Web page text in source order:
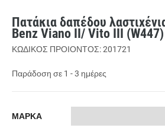
Πατάκια δαπέδου
Benz Viano II/ Vito III
ΚΩΔΙΚΟΣ ΠΡΟΙΟΝΤΟΣ: 201721
Παράδοση σε 1 - 3 ημέρες
ΜΑΡΚΑ